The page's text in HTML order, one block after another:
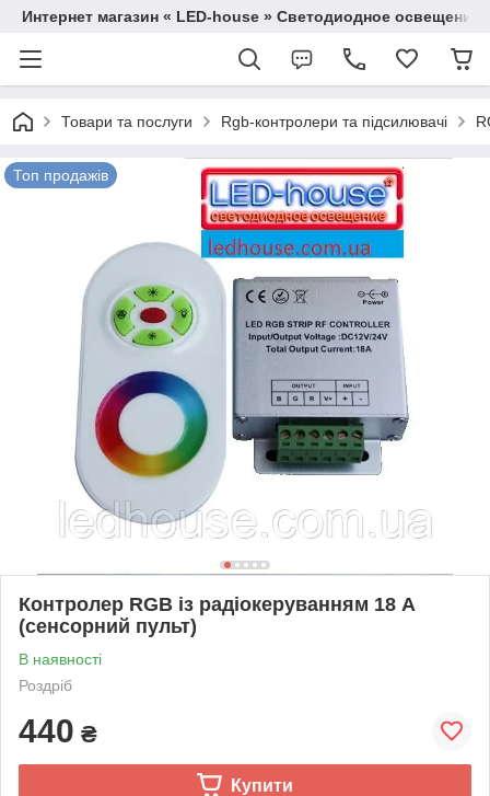
Интернет магазин « LED-house » Светодиодное освещение
Товари та послуги Rgb-контролери та підсилювачі
Топ продажів
Контролер RGB із радіокеруванням 18 А
(сенсорний пульт)
В наявності
Роздріб
440 ₴
Купити